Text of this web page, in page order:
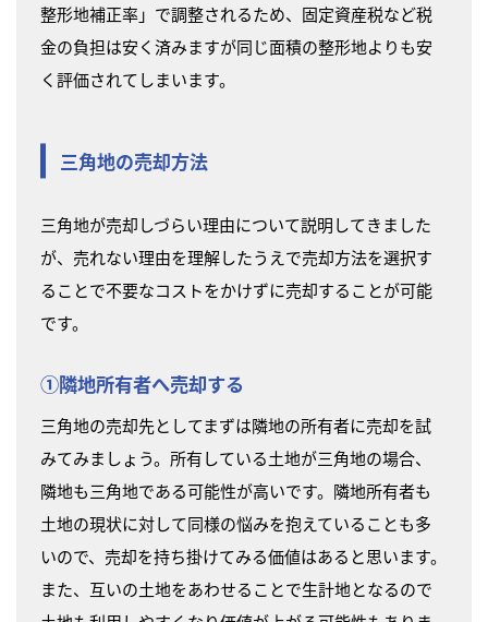
整形地補正率」で調整されるため、固定資産税など税
金の負担は安く済みますが同じ面積の整形地よりも安
く評価されてしまいます。
三角地の売却方法
三角地が売却しづらい理由について説明してきました
が、売れない理由を理解したうえで売却方法を選択す
ることで不要なコストをかけずに売却することが可能
です。
①隣地所有者へ売却する
三角地の売却先としてまずは隣地の所有者に売却を試
みてみましょう。所有している土地が三角地の場合、
隣地も三角地である可能性が高いです。隣地所有者も
土地の現状に対して同様の悩みを抱えていることも多
いので、売却を持ち掛けてみる価値はあると思います。
また、互いの土地をあわせることで生計地となるので